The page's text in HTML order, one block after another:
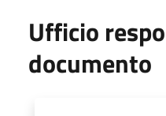
Ufficio
documento